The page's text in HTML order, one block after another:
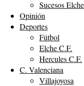
Sucesos Elche
Opinión
Deportes
Fútbol
Elche C.F.
Hercules C.F.
C. Valenciana
Villajoyosa